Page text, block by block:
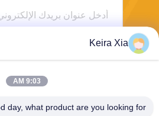
Machinery & Electrical
Keira Xia
9:03 AM
day, what product are you looking for?